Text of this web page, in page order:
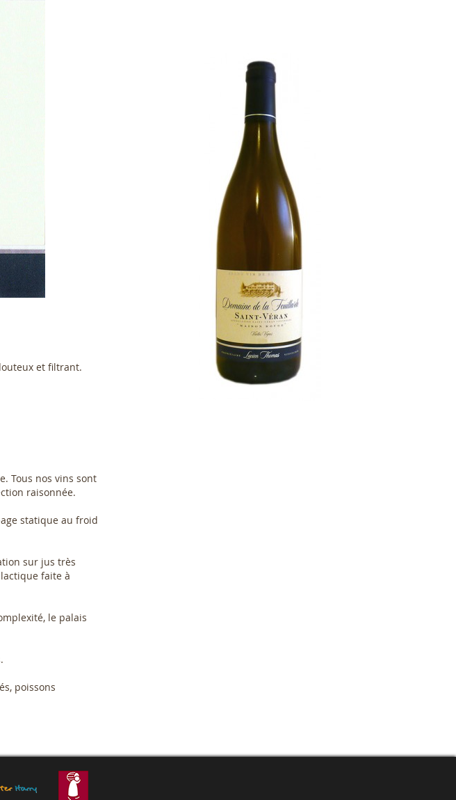
et filtrant.
Tous nos vins sont
raisonnée.
statique au froid
sur jus très
faite à
le palais
poissons